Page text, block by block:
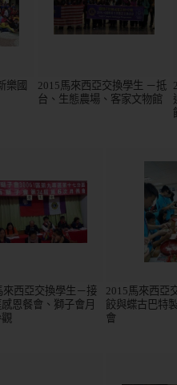
樂國
2015馬來西亞交換學生 －抵
台、生態農場、客家文物館
來西亞交換學生－接
恩餐會、獅子會月
2015馬來西亞
餃與蝶古巴特
會